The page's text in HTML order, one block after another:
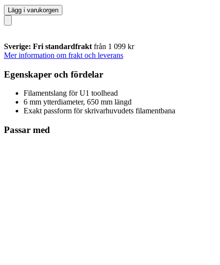
Lägg i varukorgen
Sverige: Fri standardfrakt från 1 099 kr
Mer information om frakt och leverans
Egenskaper och fördelar
Filamentslang för U1 toolhead
6 mm ytterdiameter, 650 mm längd
Exakt passform för skrivarhuvudets filamentbana
Passar med